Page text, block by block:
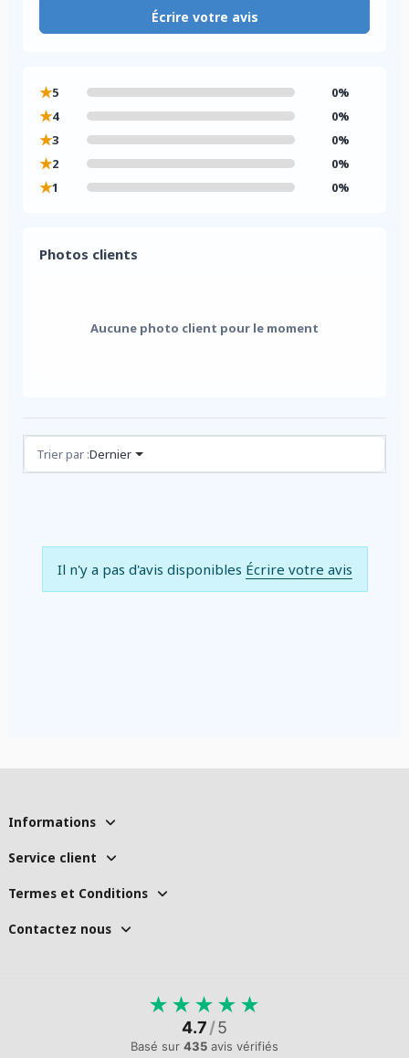
Écrire votre avis
★5 0%
★4 0%
★3 0%
★2 0%
★1 0%
Photos clients
Aucune photo client pour le moment
Avis (0)
Trier par :Dernier
Il n'y a pas d'avis disponibles Écrire votre avis
Informations
Service client
Termes et Conditions
Contactez nous
★ ★ ★ ★ ★
4.7/5
Basé sur 435 avis vérifiés